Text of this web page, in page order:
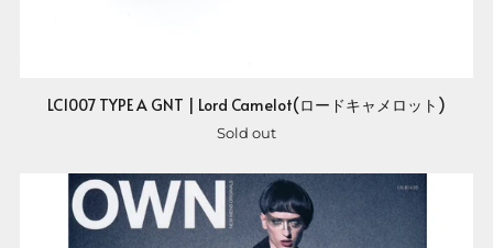
LC1007 TYPE A GNT | Lord Camelot(ロードキャメロット)
Sold out